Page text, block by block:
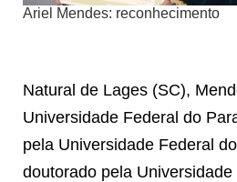
Ariel Mendes: reconhecimento
Natural de Lages (SC),
Universidade Federal do
pela Universidade Federal
doutorado pela